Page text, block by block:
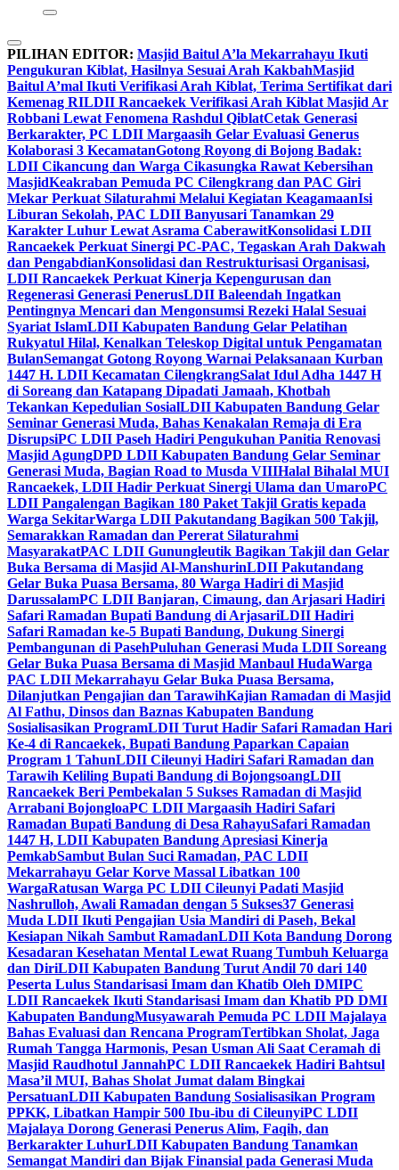
PILIHAN EDITOR: Masjid Baitul A’la Mekarrahayu Ikuti
Pengukuran Kiblat, Hasilnya Sesuai Arah KakbahMasjid
Baitul A’mal Ikuti Verifikasi Arah Kiblat, Terima Sertifikat dari
Kemenag RILDII Rancaekek Verifikasi Arah Kiblat Masjid Ar
Robbani Lewat Fenomena Rashdul QiblatCetak Generasi
Berkarakter, PC LDII Margaasih Gelar Evaluasi Generus
Kolaborasi 3 KecamatanGotong Royong di Bojong Badak:
LDII Cikancung dan Warga Cikasungka Rawat Kebersihan
MasjidKeakraban Pemuda PC Cilengkrang dan PAC Giri
Mekar Perkuat Silaturahmi Melalui Kegiatan KeagamaanIsi
Liburan Sekolah, PAC LDII Banyusari Tanamkan 29
Karakter Luhur Lewat Asrama CaberawitKonsolidasi LDII
Rancaekek Perkuat Sinergi PC-PAC, Tegaskan Arah Dakwah
dan PengabdianKonsolidasi dan Restrukturisasi Organisasi,
LDII Rancaekek Perkuat Kinerja Kepengurusan dan
Regenerasi Generasi PenerusLDII Baleendah Ingatkan
Pentingnya Mencari dan Mengonsumsi Rezeki Halal Sesuai
Syariat IslamLDII Kabupaten Bandung Gelar Pelatihan
Rukyatul Hilal, Kenalkan Teleskop Digital untuk Pengamatan
BulanSemangat Gotong Royong Warnai Pelaksanaan Kurban
1447 H. LDII Kecamatan CilengkrangSalat Idul Adha 1447 H
di Soreang dan Katapang Dipadati Jamaah, Khotbah
Tekankan Kepedulian SosialLDII Kabupaten Bandung Gelar
Seminar Generasi Muda, Bahas Kenakalan Remaja di Era
DisrupsiPC LDII Paseh Hadiri Pengukuhan Panitia Renovasi
Masjid AgungDPD LDII Kabupaten Bandung Gelar Seminar
Generasi Muda, Bagian Road to Musda VIIIHalal Bihalal MUI
Rancaekek, LDII Hadir Perkuat Sinergi Ulama dan UmaroPC
LDII Pangalengan Bagikan 180 Paket Takjil Gratis kepada
Warga SekitarWarga LDII Pakutandang Bagikan 500 Takjil,
Semarakkan Ramadan dan Pererat Silaturahmi
MasyarakatPAC LDII Gunungleutik Bagikan Takjil dan Gelar
Buka Bersama di Masjid Al-ManshurinLDII Pakutandang
Gelar Buka Puasa Bersama, 80 Warga Hadiri di Masjid
DarussalamPC LDII Banjaran, Cimaung, dan Arjasari Hadiri
Safari Ramadan Bupati Bandung di ArjasariLDII Hadiri
Safari Ramadan ke-5 Bupati Bandung, Dukung Sinergi
Pembangunan di PasehPuluhan Generasi Muda LDII Soreang
Gelar Buka Puasa Bersama di Masjid Manbaul HudaWarga
PAC LDII Mekarrahayu Gelar Buka Puasa Bersama,
Dilanjutkan Pengajian dan TarawihKajian Ramadan di Masjid
Al Fathu, Dinsos dan Baznas Kabupaten Bandung
Sosialisasikan ProgramLDII Turut Hadir Safari Ramadan Hari
Ke-4 di Rancaekek, Bupati Bandung Paparkan Capaian
Program 1 TahunLDII Cileunyi Hadiri Safari Ramadan dan
Tarawih Keliling Bupati Bandung di BojongsoangLDII
Rancaekek Beri Pembekalan 5 Sukses Ramadan di Masjid
Arrabani BojongloaPC LDII Margaasih Hadiri Safari
Ramadan Bupati Bandung di Desa RahayuSafari Ramadan
1447 H, LDII Kabupaten Bandung Apresiasi Kinerja
PemkabSambut Bulan Suci Ramadan, PAC LDII
Mekarrahayu Gelar Korve Massal Libatkan 100
WargaRatusan Warga PC LDII Cileunyi Padati Masjid
Nashrulloh, Awali Ramadan dengan 5 Sukses37 Generasi
Muda LDII Ikuti Pengajian Usia Mandiri di Paseh, Bekal
Kesiapan Nikah Sambut RamadanLDII Kota Bandung Dorong
Kesadaran Kesehatan Mental Lewat Ruang Tumbuh Keluarga
dan DiriLDII Kabupaten Bandung Turut Andil 70 dari 140
Peserta Lulus Standarisasi Imam dan Khatib Oleh DMIPC
LDII Rancaekek Ikuti Standarisasi Imam dan Khatib PD DMI
Kabupaten BandungMusyawarah Pemuda PC LDII Majalaya
Bahas Evaluasi dan Rencana ProgramTertibkan Sholat, Jaga
Rumah Tangga Harmonis, Pesan Usman Ali Saat Ceramah di
Masjid Raudhotul JannahPC LDII Rancaekek Hadiri Bahtsul
Masa’il MUI, Bahas Sholat Jumat dalam Bingkai
PersatuanLDII Kabupaten Bandung Sosialisasikan Program
PPKK, Libatkan Hampir 500 Ibu-ibu di CileunyiPC LDII
Majalaya Dorong Generasi Penerus Alim, Faqih, dan
Berkarakter LuhurLDII Kabupaten Bandung Tanamkan
Semangat Mandiri dan Bijak Finansial pada Generasi Muda